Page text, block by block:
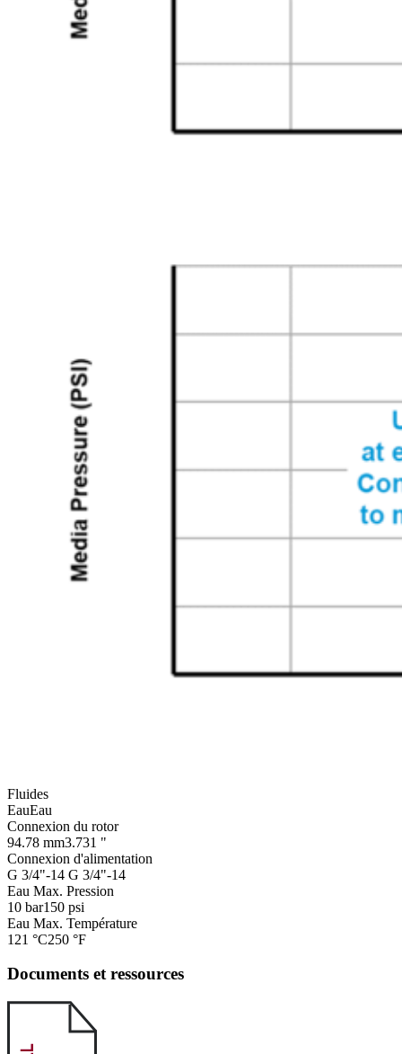
Fluides
EauEau
Connexion du rotor
94.78 mm3.731 "
Connexion d'alimentation
G 3/4"-14 G 3/4"-14
Eau Max. Pression
10 bar150 psi
Eau Max. Température
121 °C250 °F
Documents et ressources